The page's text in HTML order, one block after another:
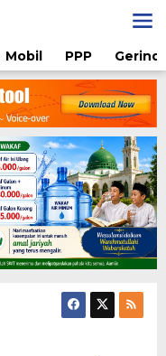
Mobil PPP